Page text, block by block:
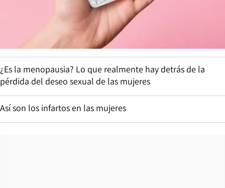
¿Es la menopausia? Lo que realmente hay detrás de la
pérdida del deseo sexual de las mujeres
Así son los infartos en las mujeres